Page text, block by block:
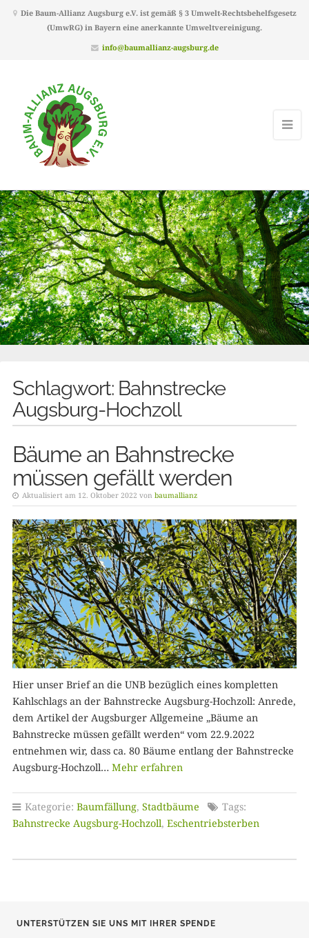
Die Baum-Allianz Augsburg e.V. ist gemäß § 3 Umwelt-Rechtsbehelfsgesetz
(UmwRG) in Bayern eine anerkannte Umweltvereinigung.
info@baumallianz-augsburg.de
Schlagwort: Bahnstrecke
Augsburg-Hochzoll
Bäume an Bahnstrecke
müssen gefällt werden
Aktualisiert am 12. Oktober 2022 von baumallianz
Hier unser Brief an die UNB bezüglich eines kompletten
Kahlschlags an der Bahnstrecke Augsburg-Hochzoll: Anrede,
dem Artikel der Augsburger Allgemeine „Bäume an
Bahnstrecke müssen gefällt werden“ vom 22.9.2022
entnehmen wir, dass ca. 80 Bäume entlang der Bahnstrecke
Augsburg-Hochzoll… Mehr erfahren
Kategorie: Baumfällung, Stadtbäume
Tags:
Bahnstrecke Augsburg-Hochzoll, Eschentriebsterben
UNTERSTÜTZEN SIE UNS MIT IHRER SPENDE